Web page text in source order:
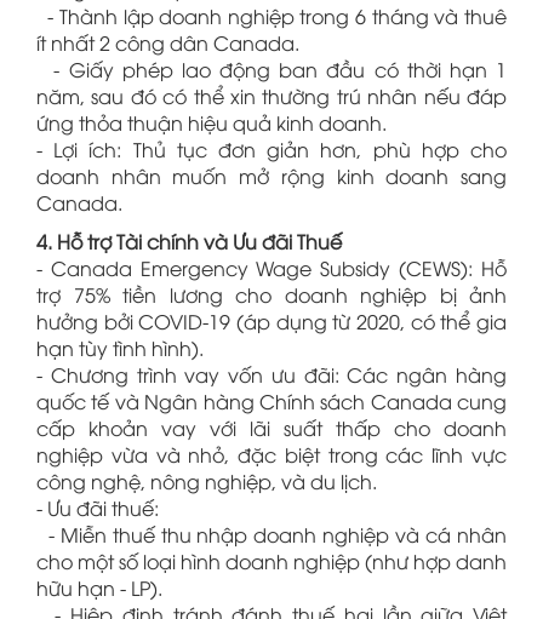
- Thành lập doanh nghiệp trong 6 tháng và thuê
ít nhất 2 công dân Canada.
- Giấy phép lao động ban đầu có thời hạn 1
năm, sau đó có thể xin thường trú nhân nếu đáp
ứng thỏa thuận hiệu quả kinh doanh.
- Lợi ích: Thủ tục đơn giản hơn, phù hợp cho
doanh nhân muốn mở rộng kinh doanh sang
Canada.
4. Hỗ trợ Tài chính và Ưu đãi Thuế
- Canada Emergency Wage Subsidy (CEWS): Hỗ
trợ 75% tiền lương cho doanh nghiệp bị ảnh
hưởng bởi COVID-19 (áp dụng từ 2020, có thể gia
hạn tùy tình hình).
- Chương trình vay vốn ưu đãi: Các ngân hàng
quốc tế và Ngân hàng Chính sách Canada cung
cấp khoản vay với lãi suất thấp cho doanh
nghiệp vừa và nhỏ, đặc biệt trong các lĩnh vực
công nghệ, nông nghiệp, và du lịch.
- Ưu đãi thuế:
- Miễn thuế thu nhập doanh nghiệp và cá nhân
cho một số loại hình doanh nghiệp (như hợp danh
hữu hạn - LP).